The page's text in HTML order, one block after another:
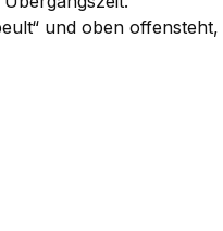
und oben